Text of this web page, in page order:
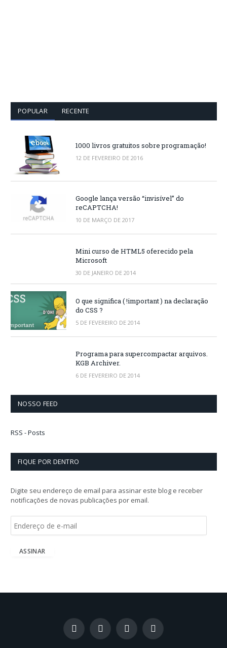
POPULAR RECENTE
1000 livros gratuitos sobre programação!
12 DE FEVEREIRO DE 2016
Google lança versão “invisível” do
reCAPTCHA!
10 DE MARÇO DE 2017
Mini curso de HTML5 oferecido pela
Microsoft
30 DE JANEIRO DE 2014
O que significa ( !important ) na declaração
do CSS ?
5 DE FEVEREIRO DE 2014
Programa para supercompactar arquivos.
KGB Archiver.
6 DE FEVEREIRO DE 2014
NOSSO FEED
RSS - Posts
FIQUE POR DENTRO
Digite seu endereço de email para assinar este blog e receber
notificações de novas publicações por email.
ASSINAR
Facebook
X
(Twitter)
InstagramLinkedIn